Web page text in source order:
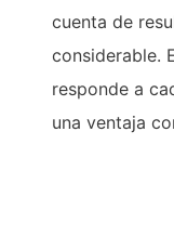
cuenta de
considerable.
responde a
una ventaja